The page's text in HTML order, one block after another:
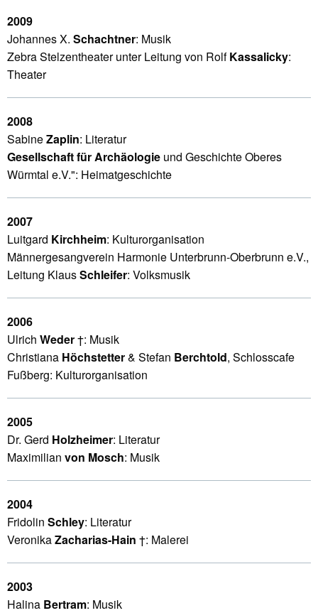
2009
Johannes X. Schachtner: Musik
Zebra Stelzentheater unter Leitung von RolfKassalicky:
Theater
2008
SabineZaplin: Literatur
Gesellschaft für Archäologie und Geschichte Oberes
Würmtal e.V.": Heimatgeschichte
2007
Luitgard Kirchheim: Kulturorganisation
Männergesangverein Harmonie Unterbrunn-Oberbrunn e.V.,
Leitung KlausSchleifer: Volksmusik
2006
Ulrich Weder†: Musik
Christiana Höchstetter& Stefan Berchtold, Schlosscafe
Fußberg: Kulturorganisation
2005
Dr. Gerd Holzheimer: Literatur
Maximilian von Mosch: Musik
2004
Fridolin Schley: Literatur
VeronikaZacharias-Hain †: Malerei
2003
Halina Bertram: Musik